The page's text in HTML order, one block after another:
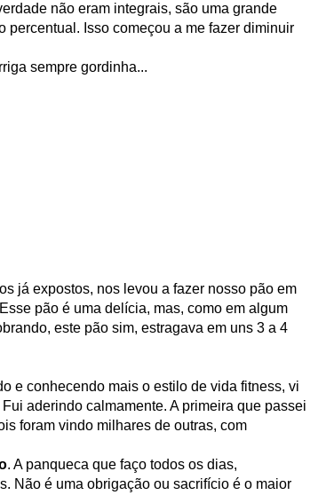
não eram integrais, são uma grande
percentual. Isso começou a me fazer diminuir
sempre gordinha...
já expostos, nos levou a fazer nosso pão em
Esse pão é uma delícia, mas, como em algum
este pão sim, estragava em uns 3 a 4
e conhecendo mais o estilo de vida fitness, vi
aderindo calmamente. A primeira que passei
foram vindo milhares de outras, com
. A panqueca que faço todos os dias,
Não é uma obrigação ou sacrifício é o maior